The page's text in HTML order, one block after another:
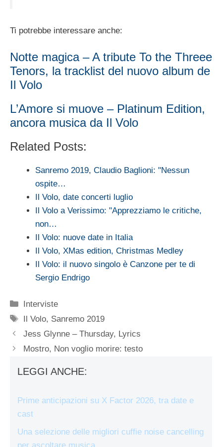
Ti potrebbe interessare anche:
Notte magica – A tribute To the Threee
Tenors, la tracklist del nuovo album de
Il Volo
L’Amore si muove – Platinum Edition,
ancora musica da Il Volo
Related Posts:
Sanremo 2019, Claudio Baglioni: "Nessun
ospite…
Il Volo, date concerti luglio
Il Volo a Verissimo: "Apprezziamo le critiche,
non…
Il Volo: nuove date in Italia
Il Volo, XMas edition, Christmas Medley
Il Volo: il nuovo singolo è Canzone per te di
Sergio Endrigo
Categorie
Interviste
Tag
Il Volo, Sanremo 2019
Jess Glynne – Thursday, Lyrics
Mostro, Non voglio morire: testo
LEGGI ANCHE:
Prime anticipazioni su X Factor 2026, tra date e
cast
Una selezione delle migliori cuffie noise cancelling
per ascoltare musica